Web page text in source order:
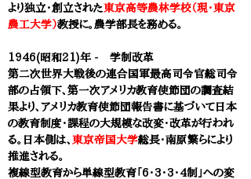
より独立・創立された東京高等農林学校（現・東京
農工大学）教授に。農学部長を務める。
1946(昭和21)年 - 学制改革
第二次世界大戦後の連合国軍最高司令官総司令
部の占領下、第一次アメリカ教育使節団の調査結
果より、アメリカ教育使節団報告書に基づいて日本
の教育制度・課程の大規模な改変・改革が行われ
る。日本側は、 東京帝国大学総長・南原繁らにより
推進される。
複線型教育から単線型教育「6・3・3・4制」への変